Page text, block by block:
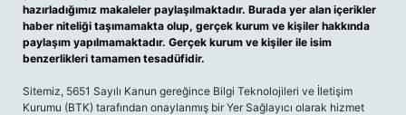
hazırladığımız makaleler paylaşılmaktadır. Burada yer alan içerikler
haber niteliği taşımamakta olup, gerçek kurum ve kişiler hakkında
paylaşım yapılmamaktadır. Gerçek kurum ve kişiler ile isim
benzerlikleri tamamen tesadüfidir.
Sitemiz, 5651 Sayılı Kanun gereğince Bilgi Teknolojileri ve İletişim
Kurumu (BTK) tarafından onaylanmış bir Yer Sağlayıcı olarak hizmet